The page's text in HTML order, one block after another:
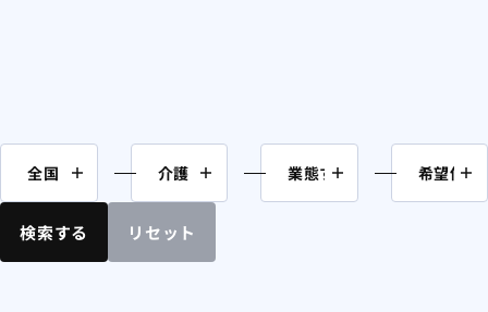
検索する リセット